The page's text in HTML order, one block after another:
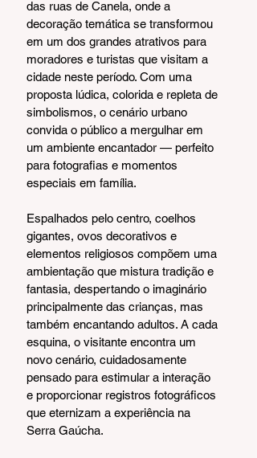
das ruas de Canela, onde a
decoração temática se transformou
em um dos grandes atrativos para
moradores e turistas que visitam a
cidade neste período. Com uma
proposta lúdica, colorida e repleta de
simbolismos, o cenário urbano
convida o público a mergulhar em
um ambiente encantador — perfeito
para fotografias e momentos
especiais em família.
Espalhados pelo centro, coelhos
gigantes, ovos decorativos e
elementos religiosos compõem uma
ambientação que mistura tradição e
fantasia, despertando o imaginário
principalmente das crianças, mas
também encantando adultos. A cada
esquina, o visitante encontra um
novo cenário, cuidadosamente
pensado para estimular a interação
e proporcionar registros fotográficos
que eternizam a experiência na
Serra Gaúcha.